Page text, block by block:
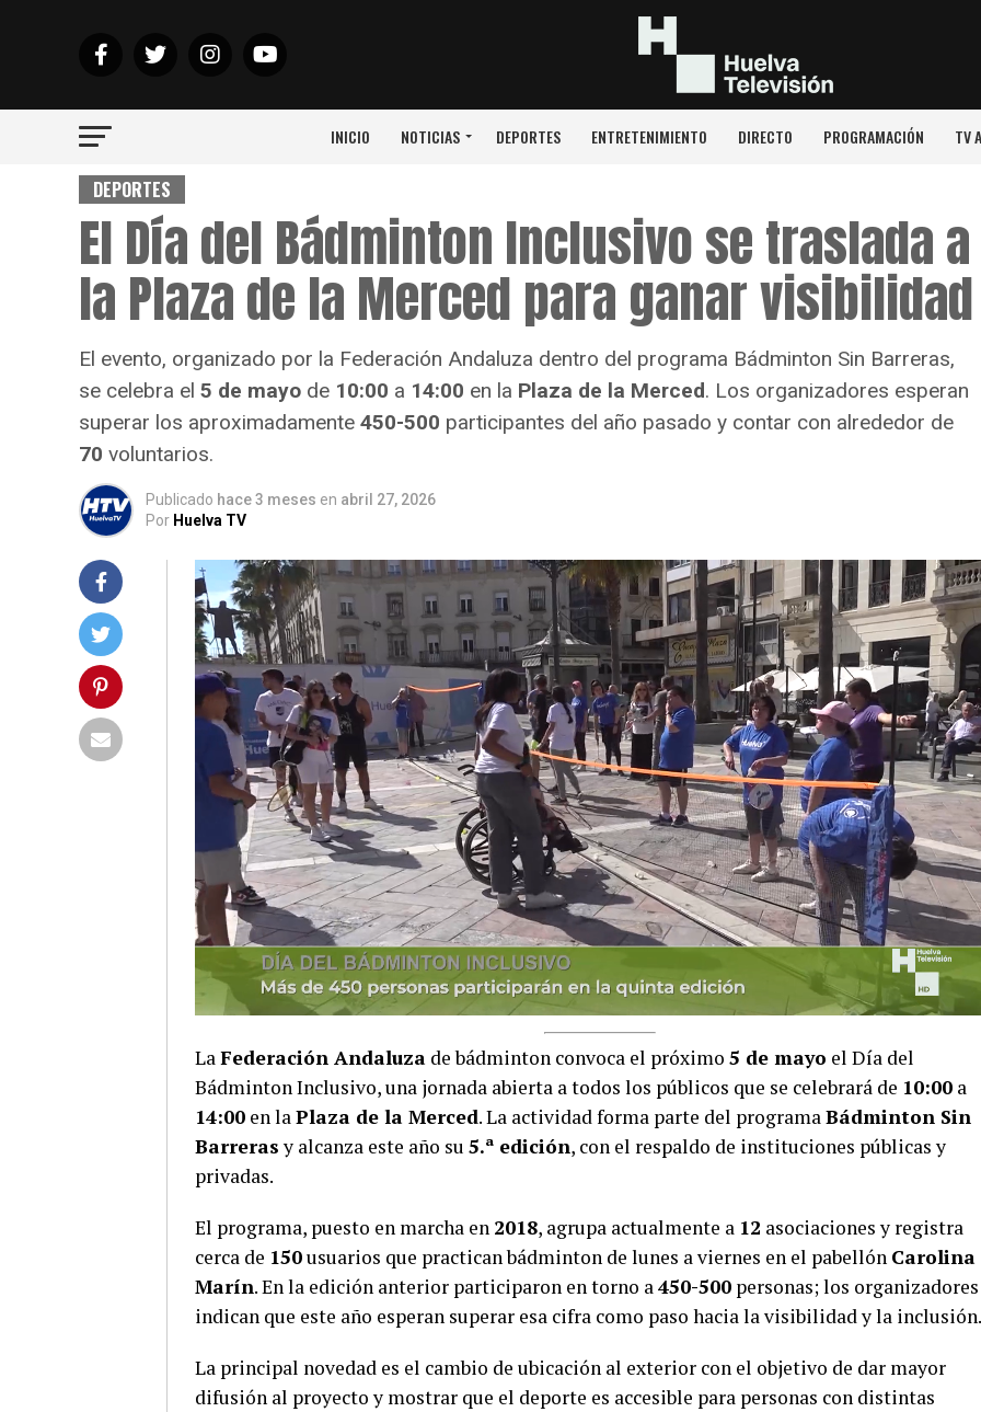
INICIO NOTICIAS DEPORTES ENTRETENIMIENTO DIRECTO PROGRAMACIÓN TV
DEPORTES
El Día del Bádminton Inclusivo se traslada a
la Plaza de la Merced para ganar visibilidad
El evento, organizado por la Federación Andaluza dentro del programa Bádminton Sin Barreras,
se celebra el 5 de mayo de 10:00 a 14:00 en la Plaza de la Merced. Los organizadores esperan
superar los aproximadamente 450-500 participantes del año pasado y contar con alrededor de
70 voluntarios.
Publicado hace 3 meses en abril 27, 2026
Por Huelva TV
LaFederación Andaluza de bádminton convoca el próximo 5 de mayo el Día del
Bádminton Inclusivo, una jornada abierta a todos los públicos que se celebrará de 10:00 a
14:00 en laPlaza de la Merced. La actividad forma parte del programaBádminton Sin
Barrerasy alcanza este año su 5.ª edición, con el respaldo de instituciones públicas y
privadas.
El programa, puesto en marcha en 2018, agrupa actualmente a 12 asociaciones y registra
cerca de 150usuarios que practican bádminton de lunes a viernes en el pabellón Carolina
Marín. En la edición anterior participaron en torno a450-500 personas; los organizadores
indican que este año esperan superar esa cifra como paso hacia la visibilidad y la inclusión.
La principal novedad es el cambio de ubicación al exterior con el objetivo de dar mayor
difusión al proyecto y mostrar que el deporte es accesible para personas con distintas